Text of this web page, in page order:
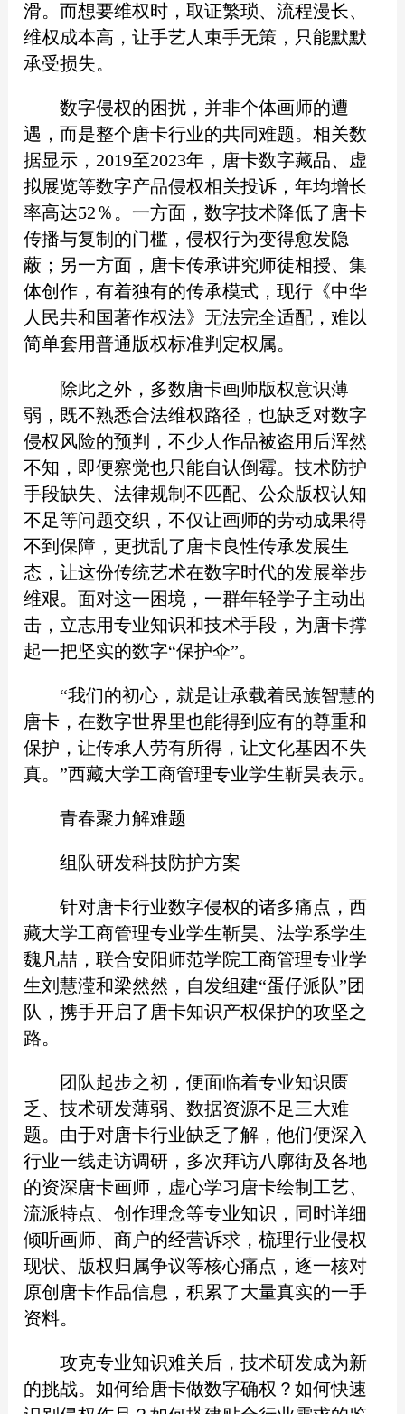
滑。而想要维权时，取证繁琐、流程漫长、
维权成本高，让手艺人束手无策，只能默默
承受损失。
数字侵权的困扰，并非个体画师的遭
遇，而是整个唐卡行业的共同难题。相关数
据显示，2019至2023年，唐卡数字藏品、虚
拟展览等数字产品侵权相关投诉，年均增长
率高达52％。一方面，数字技术降低了唐卡
传播与复制的门槛，侵权行为变得愈发隐
蔽；另一方面，唐卡传承讲究师徒相授、集
体创作，有着独有的传承模式，现行《中华
人民共和国著作权法》无法完全适配，难以
简单套用普通版权标准判定权属。
除此之外，多数唐卡画师版权意识薄
弱，既不熟悉合法维权路径，也缺乏对数字
侵权风险的预判，不少人作品被盗用后浑然
不知，即便察觉也只能自认倒霉。技术防护
手段缺失、法律规制不匹配、公众版权认知
不足等问题交织，不仅让画师的劳动成果得
不到保障，更扰乱了唐卡良性传承发展生
态，让这份传统艺术在数字时代的发展举步
维艰。面对这一困境，一群年轻学子主动出
击，立志用专业知识和技术手段，为唐卡撑
起一把坚实的数字“保护伞”。
“我们的初心，就是让承载着民族智慧的
唐卡，在数字世界里也能得到应有的尊重和
保护，让传承人劳有所得，让文化基因不失
真。”西藏大学工商管理专业学生靳昊表示。
青春聚力解难题
组队研发科技防护方案
针对唐卡行业数字侵权的诸多痛点，西
藏大学工商管理专业学生靳昊、法学系学生
魏凡喆，联合安阳师范学院工商管理专业学
生刘慧滢和梁然然，自发组建“蛋仔派队”团
队，携手开启了唐卡知识产权保护的攻坚之
路。
团队起步之初，便面临着专业知识匮
乏、技术研发薄弱、数据资源不足三大难
题。由于对唐卡行业缺乏了解，他们便深入
行业一线走访调研，多次拜访八廓街及各地
的资深唐卡画师，虚心学习唐卡绘制工艺、
流派特点、创作理念等专业知识，同时详细
倾听画师、商户的经营诉求，梳理行业侵权
现状、版权归属争议等核心痛点，逐一核对
原创唐卡作品信息，积累了大量真实的一手
资料。
攻克专业知识难关后，技术研发成为新
的挑战。如何给唐卡做数字确权？如何快速